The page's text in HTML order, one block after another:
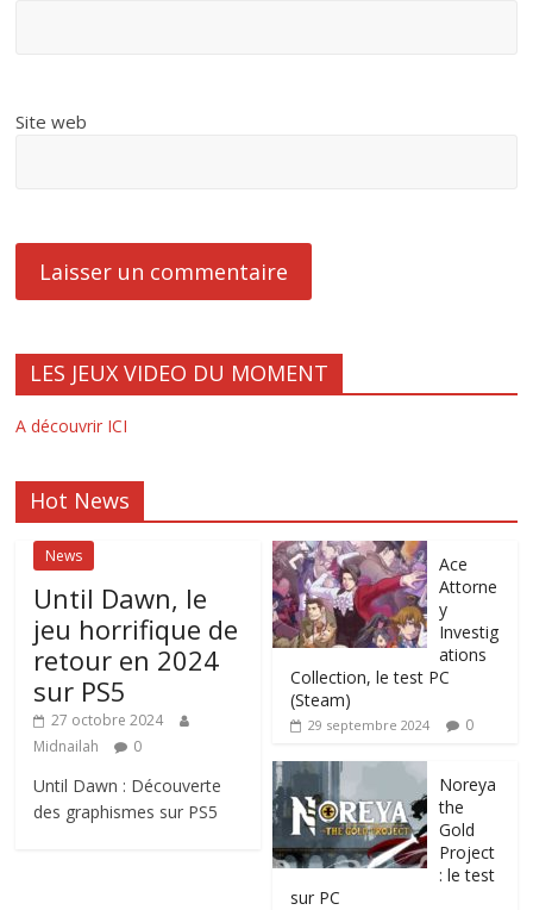
Site web
LES JEUX VIDEO DU MOMENT
A découvrir ICI
Hot News
News
Until Dawn, le
jeu horrifique de
retour en 2024
sur PS5
27 octobre 2024
Midnailah
0
Until Dawn : Découverte
des graphismes sur PS5
Ace
Attorne
y
Investig
ations
Collection, le test PC
(Steam)
29 septembre 2024 0
Noreya
the
Gold
Project
: le test
sur PC